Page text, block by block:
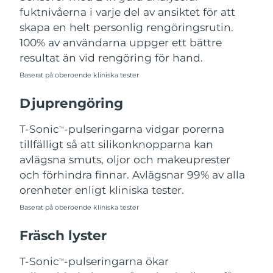
fuktnivåerna i varje del av ansiktet för att
skapa en helt personlig rengöringsrutin.
100% av användarna uppger ett bättre
resultat än vid rengöring för hand.
Baserat på oberoende kliniska tester
Djuprengöring
T-SonicTM-pulseringarna vidgar porerna
tillfälligt så att silikonknopparna kan
avlägsna smuts, oljor och makeuprester
och förhindra finnar. Avlägsnar 99% av alla
orenheter enligt kliniska tester.
Baserat på oberoende kliniska tester
Fräsch lyster
T-SonicTM-pulseringarna ökar
Filippinerna Förväntad leverans8/13/26
Polen Förväntad leverans
Portugal
Puerto Rico
Qatar Förväntad leverans
Réunion Förväntad leverans
Rumänien Förväntad leverans
Ryssland
Saudiarabien
Singapore 8/12/26